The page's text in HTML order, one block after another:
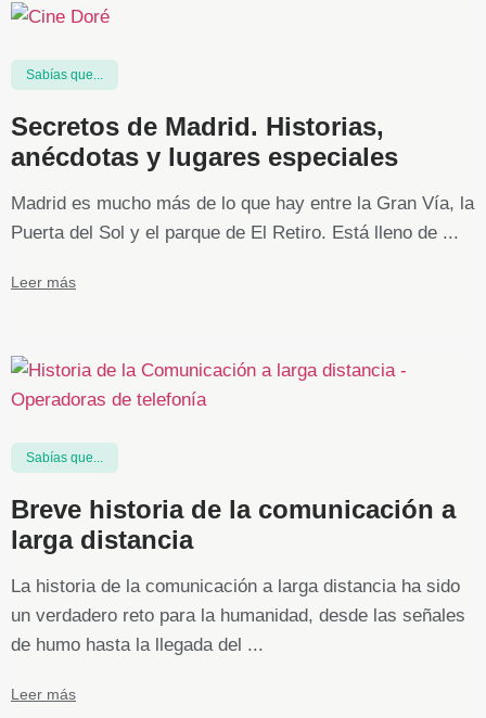
Sabías que...
Secretos de Madrid. Historias,
anécdotas y lugares especiales
Madrid es mucho más de lo que hay entre la Gran Vía, la
Puerta del Sol y el parque de El Retiro. Está lleno de ...
Leer más
Sabías que...
Breve historia de la comunicación a
larga distancia
La historia de la comunicación a larga distancia ha sido
un verdadero reto para la humanidad, desde las señales
de humo hasta la llegada del ...
Leer más